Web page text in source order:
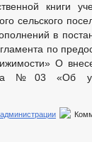
книги
сельского
в
по
О
№03 «Об